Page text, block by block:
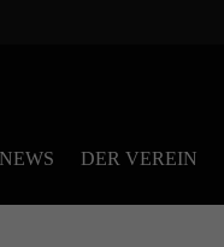
NEWS DER VEREIN